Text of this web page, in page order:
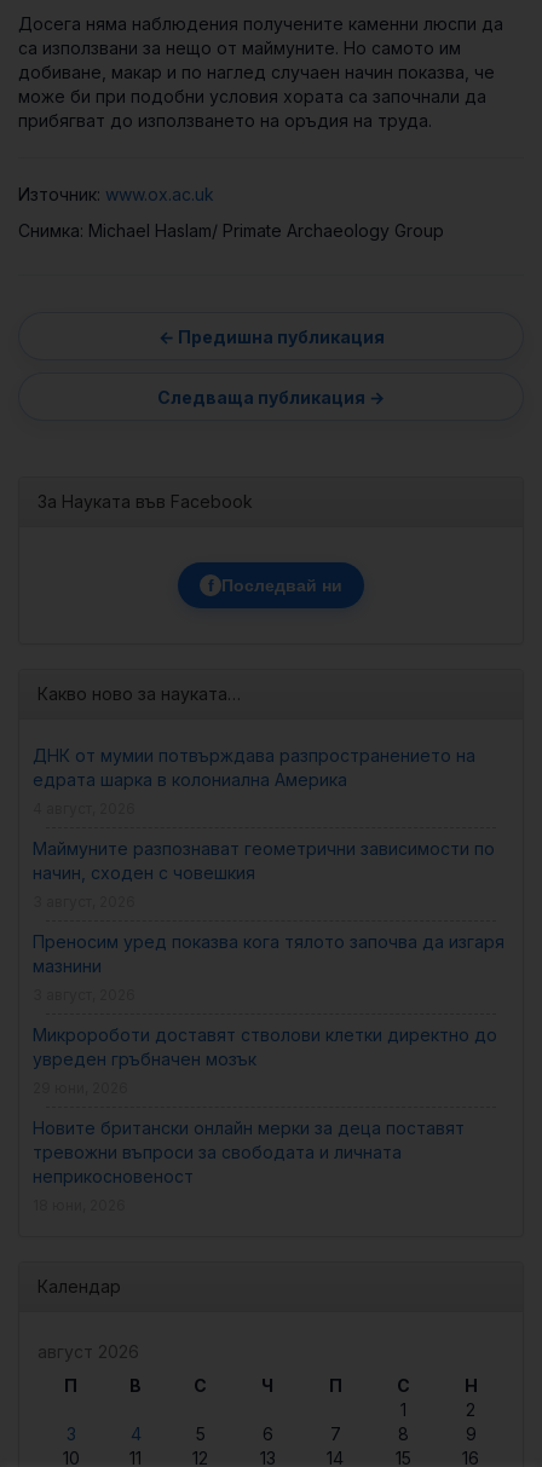
Досега няма наблюдения получените каменни люспи да
са използвани за нещо от маймуните. Но самото им
добиване, макар и по наглед случаен начин показва, че
може би при подобни условия хората са започнали да
прибягват до използването на оръдия на труда.
Източник: www.ox.ac.uk
Снимка: Michael Haslam/ Primate Archaeology Group
За Науката във Facebook
f Последвай ни
Какво ново за науката…
ДНК от мумии потвърждава разпространението на
едрата шарка в колониална Америка
Маймуните разпознават геометрични зависимости по
начин, сходен с човешкия
Преносим уред показва кога тялото започва да изгаря
мазнини
Микророботи доставят стволови клетки директно до
увреден гръбначен мозък
Новите британски онлайн мерки за деца поставят
тревожни въпроси за свободата и личната
неприкосновеност
Календар
август 2026
П
В С Ч П С
Н
1
2
3
4 5 6 7 8
9
10
11 12 13 14 15 16